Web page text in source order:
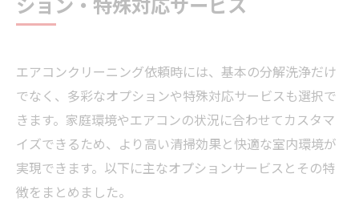
エアコンクリーニング依頼時には、基本の分解洗浄だけ
でなく、多彩なオプションや特殊対応サービスも選択で
きます。家庭環境やエアコンの状況に合わせてカスタマ
イズできるため、より高い清掃効果と快適な室内環境が
実現できます。以下に主なオプションサービスとその特
徴をまとめました。